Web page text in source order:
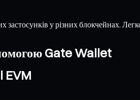
застосунків у різних блокчейнах.
Gate Wallet
EVM